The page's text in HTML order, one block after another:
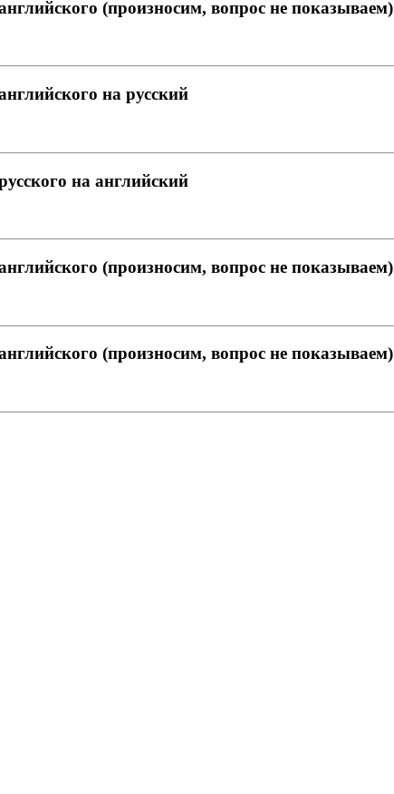
(произносим, вопрос не показываем)
на русский
на английский
(произносим, вопрос не показываем)
(произносим, вопрос не показываем)